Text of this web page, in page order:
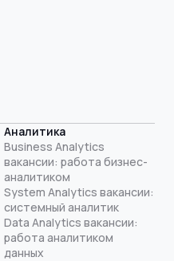
Аналитика
Business Analytics
вакансии: работа бизнес-
аналитиком
System Analytics вакансии:
системный аналитик
Data Analytics вакансии:
работа аналитиком
данных